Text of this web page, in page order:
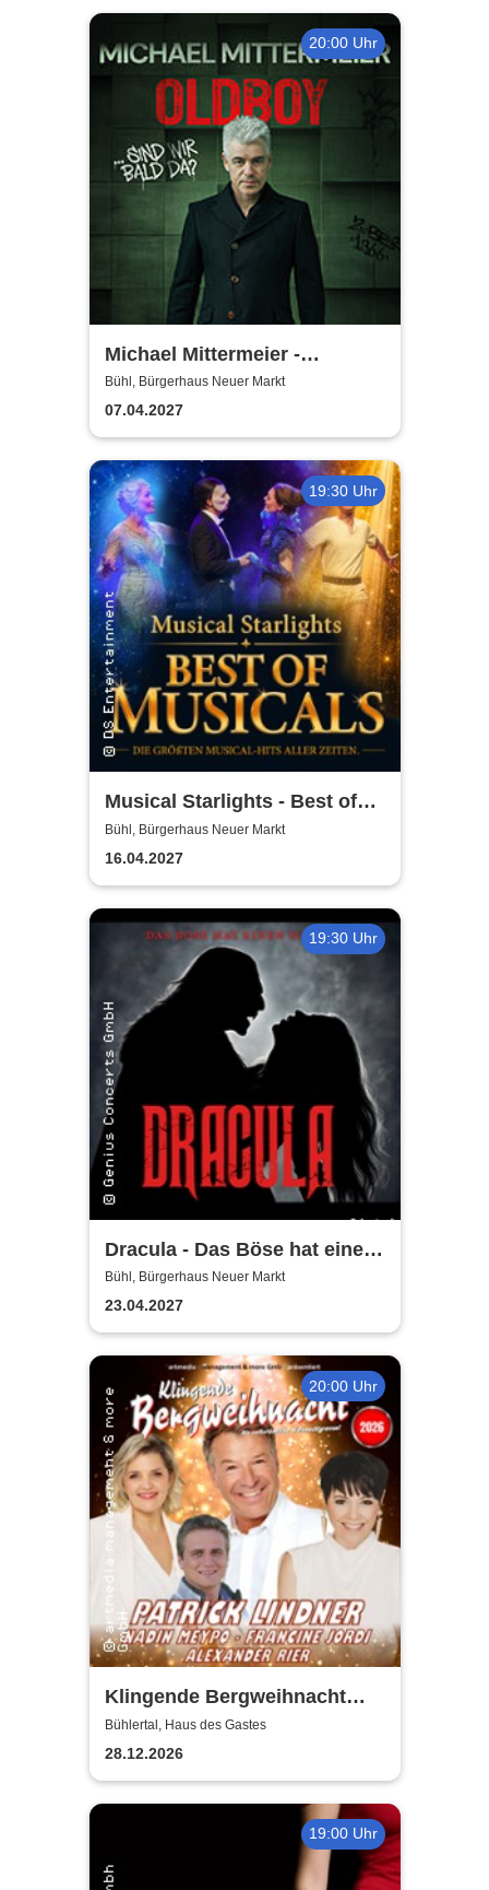
20:00 Uhr
Michael Mittermeier -
OLDBOY... sind wir bald da?
Bühl, Bürgerhaus Neuer Markt
07.04.2027
19:30 Uhr
Musical Starlights - Best of
Musicals
Bühl, Bürgerhaus Neuer Markt
16.04.2027
19:30 Uhr
Dracula - Das Böse hat einen
Namen
Bühl, Bürgerhaus Neuer Markt
23.04.2027
20:00 Uhr
Klingende Bergweihnacht
2026 - Die volkstümliche
Weihnachtsrevue
Bühlertal, Haus des Gastes
28.12.2026
19:00 Uhr